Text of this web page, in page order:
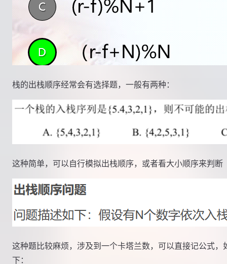
栈的出栈顺序经常会有选择题，一般有两种：
这种简单，可以自行模拟出栈顺序，或者看大小顺序来判断
这种题比较麻烦，涉及到一个卡塔兰数，可以直接记公式，
下：